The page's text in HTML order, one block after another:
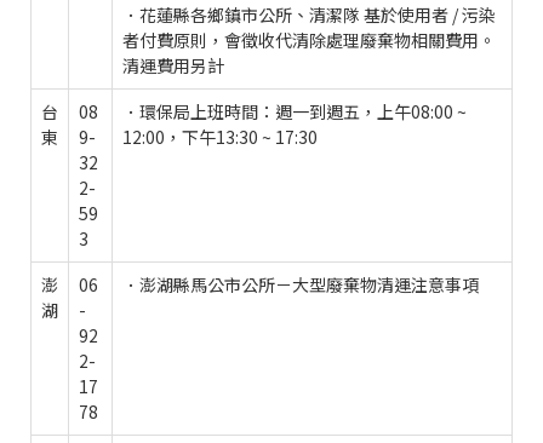
．花蓮縣各鄉鎮市公所、清潔隊 基於使用者 / 污染
者付費原則，會徵收代清除處理廢棄物相關費用。
清運費用另計
台
東
08
9-
32
2-
59
3
．環保局上班時間：週一到週五，上午08:00 ~
12:00，下午13:30 ~ 17:30
澎
湖
06
-
92
2-
17
78
．澎湖縣馬公市公所－大型廢棄物清運注意事項